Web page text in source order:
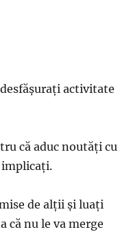
activitate
că aduc noutăţi cu
implicaţi.
de alţii şi luaţi
că nu le va merge